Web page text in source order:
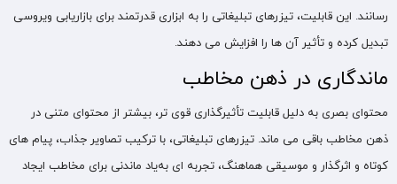
رسانند. این قابلیت، تیزرهای تبلیغاتی را به ابزاری قدرتمند برای بازاریابی ویروسی
تبدیل کرده و تأثیر آن‌ ها را افزایش می دهند.
ماندگاری در ذهن مخاطب
محتوای بصری به دلیل قابلیت تأثیرگذاری قوی ‌تر، بیشتر از محتوای متنی در
ذهن مخاطب باقی می ‌ماند. تیزرهای تبلیغاتی، با ترکیب تصاویر جذاب، پیام‌ های
کوتاه و اثرگذار و موسیقی هماهنگ، تجربه ‌ای به‌یاد ماندنی برای مخاطب ایجاد